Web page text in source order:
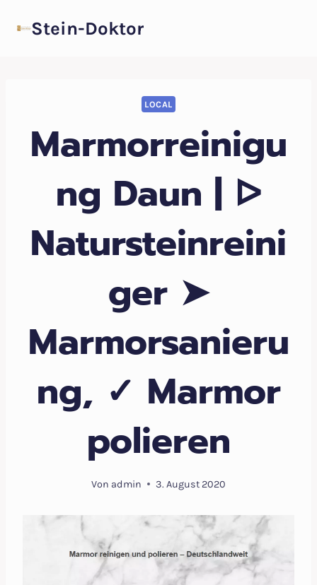
InhaltStein-Doktor
LOCAL
Marmorreinigu
ng Daun | ᐅ
Natursteinreini
ger ➤
Marmorsanieru
ng, ✓ Marmor
polieren
Von admin 3. August 2020